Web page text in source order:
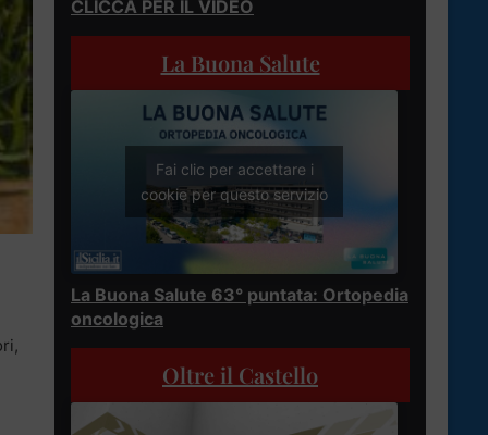
CLICCA PER IL VIDEO
La Buona Salute
Fai clic per accettare i
cookie per questo servizio
La Buona Salute 63° puntata: Ortopedia
oncologica
Oltre il Castello